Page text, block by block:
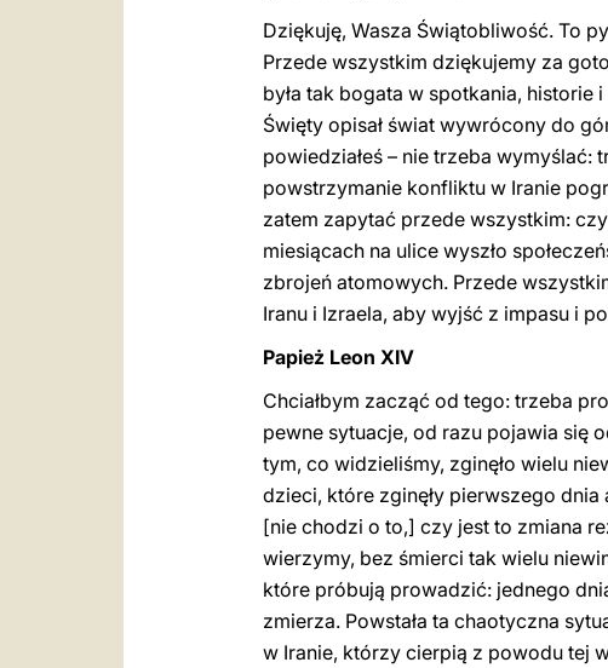
Dziękuję, Wasza Świątobliwość. To
Przede wszystkim dziękujemy za
była tak bogata w spotkania,
Święty opisał świat wywrócony do
powiedziałeś – nie trzeba wymyślać:
powstrzymanie konfliktu w Iranie
zatem zapytać przede wszystkim:
miesiącach na ulice wyszło
zbrojeń atomowych. Przede
Iranu i Izraela, aby wyjść z impasu i
Papież Leon XIV
Chciałbym zacząć od tego: trzeba
pewne sytuacje, od razu pojawia się
tym, co widzieliśmy, zginęło wielu
dzieci, które zginęły pierwszego
[nie chodzi o to,] czy jest to zmiana
wierzymy, bez śmierci tak wielu
które próbują prowadzić: jednego
zmierza. Powstała ta chaotyczna
w Iranie, którzy cierpią z powodu tej